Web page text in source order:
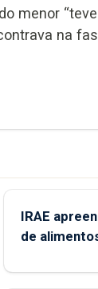
menor
na
IRAE
de